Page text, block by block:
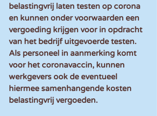
belastingvrij laten testen op corona
en kunnen onder voorwaarden een
vergoeding krijgen voor in opdracht
van het bedrijf uitgevoerde testen.
Als personeel in aanmerking komt
voor het coronavaccin, kunnen
werkgevers ook de eventueel
hiermee samenhangende kosten
belastingvrij vergoeden.